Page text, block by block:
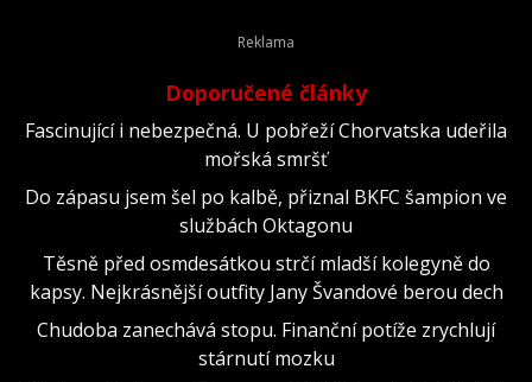
Doporučené články
Fascinující i nebezpečná. U pobřeží Chorvatska udeřila
mořská smršť
Do zápasu jsem šel po kalbě, přiznal BKFC šampion ve
službách Oktagonu
Těsně před osmdesátkou strčí mladší kolegyně do
kapsy. Nejkrásnější outfity Jany Švandové berou dech
Chudoba zanechává stopu. Finanční potíže zrychlují
stárnutí mozku